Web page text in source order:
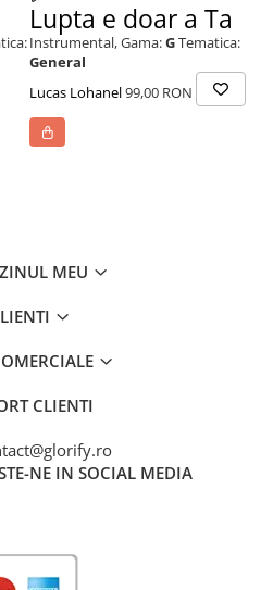
Lupta e doar a Ta
Instrumental,Gama:GTematica:
General
Lucas Lohanel99,00 RON
MEU
CLIENTI
NE IN SOCIAL MEDIA